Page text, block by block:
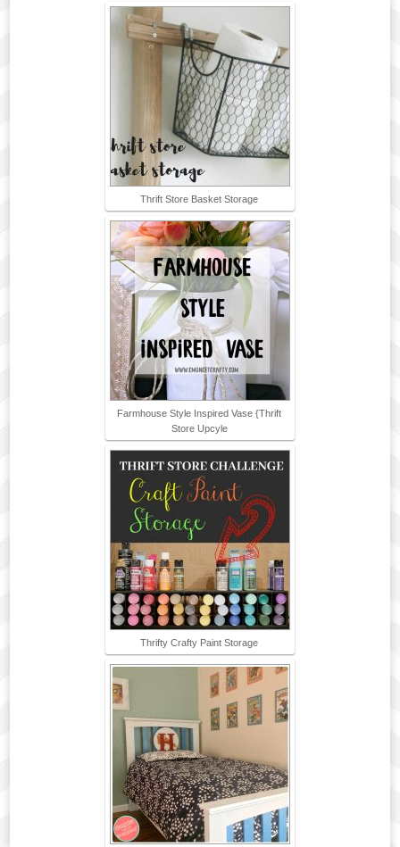
Thrift Store Basket Storage
Farmhouse Style Inspired Vase {Thrift
Store Upcyle
Thrifty Crafty Paint Storage